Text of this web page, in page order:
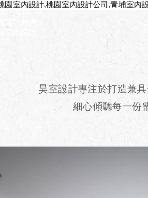
昊室設計專注於打造兼
細心傾聽每一份